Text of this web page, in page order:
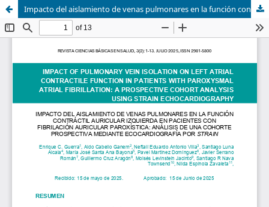
Impacto del aislamiento de venas pulmonares en la función contráctil auricular izquierda en pacientes con fibrilación auricular paroxística: análisis de una cohorte prospectiva mediante ecocardiografía por strain